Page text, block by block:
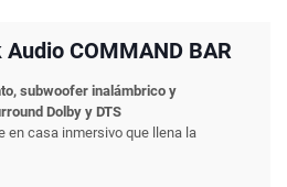
COMMAND BAR
subwoofer inalámbrico y
Dolby y DTS
en casa inmersivo que llena la